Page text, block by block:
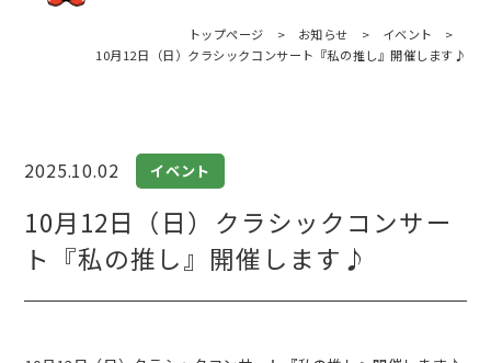
トップページ > お知らせ > イベント
>
10月12日（日）クラシックコンサート『私の推し』開催します♪
2025.10.02 イベント
10月12日（日）クラシックコンサー
ト『私の推し』開催します♪